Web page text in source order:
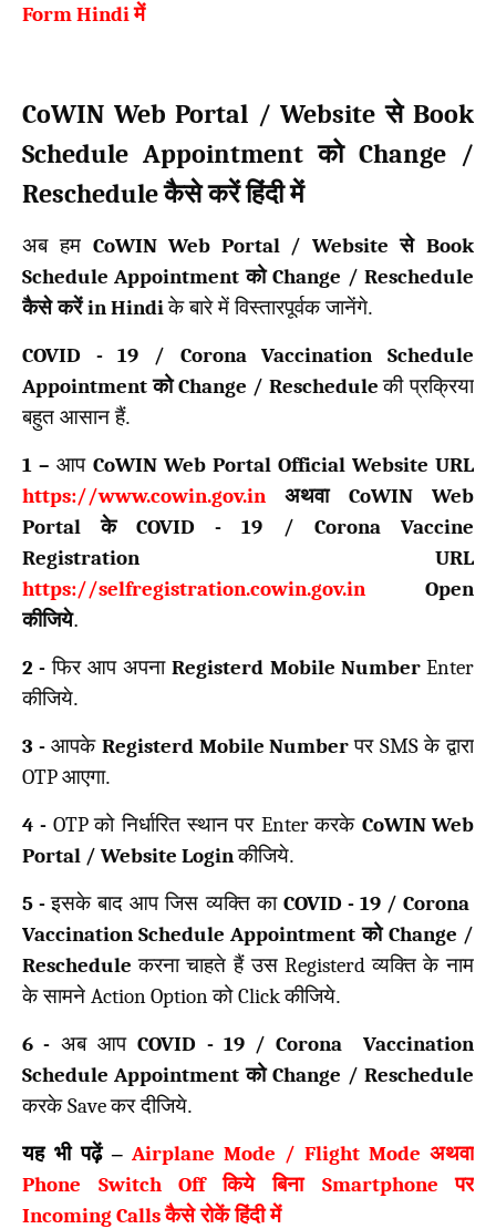
Form Hindiमें
CoWIN Web Portal / Websiteसे Book
Schedule Appointmentको Change /
Rescheduleकैसे करें हिंदी में
अब हम CoWIN Web Portal / Websiteसे Book
Schedule AppointmentकोChange / Reschedule
कैसे करेंin Hindiके बारे में विस्तारपूर्वक जानेंगे.
COVID - 19 / Corona Vaccination Schedule
AppointmentकोChange / Reschedule की प्रक्रिया
बहुत आसान हैं.
1 – आप CoWIN Web Portal Official Website URL
https://www.cowin.gov.in
अथवा CoWIN Web
PortalकेCOVID - 19 /
Corona Vaccine
Registration URL
https://selfregistration.cowin.gov.in
Open
कीजिये.
2 - फिर आप अपनाRegisterd Mobile NumberEnter
कीजिये.
3 - आपके Registerd Mobile Number परSMSके द्वारा
OTPआएगा.
4 - OTPको निर्धारित स्थान पर Enterकरके CoWIN Web
Portal / Website Loginकीजिये.
5 - इसके बाद आप जिस व्यक्ति का COVID - 19 / Corona
Vaccination Schedule AppointmentकोChange /
Reschedule करना चाहते हैं उसRegisterdव्यक्ति के नाम
के सामने Action OptionकोClickकीजिये.
6 - अब आपCOVID - 19 / Corona Vaccination
Schedule AppointmentकोChange / Reschedule
करकेSaveकर दीजिये.
यह भी पढ़ें – Airplane Mode / Flight Mode अथवा
Phone Switch Offकिये बिना Smartphoneपर
Incoming Callsकैसे रोकें हिंदी में